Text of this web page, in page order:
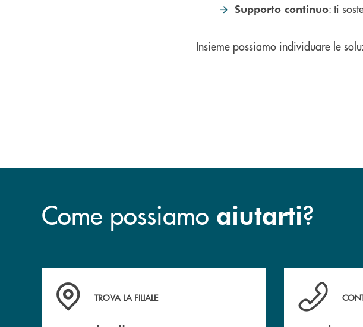
Supporto continuo: ti
Insieme possiamo individuare le
Come possiamo aiutarti?
Accedi all' elenco completo delle filiali .
TROVA LA FILIALE
Hai bisogno